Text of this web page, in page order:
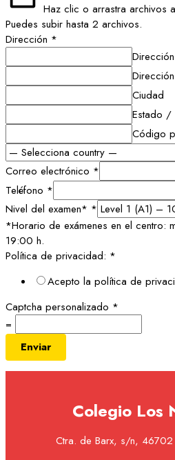
Haz clic o arrastra archivos
Puedes subir hasta 2 archivos.
Dirección *
Ciudad
Estado /
Código
Correo electrónico *
Teléfono *
Nivel del examen* *
*Horario de exámenes en el centro:
19:00 h.
Política de privacidad: *
Acepto la política de
Captcha personalizado *
=
Enviar
Colegio Los
Ctra. de Barx, s/n,